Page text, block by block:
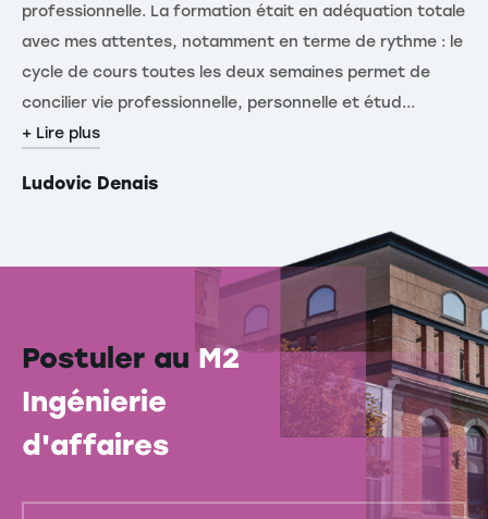
professionnelle. La formation était en adéquation totale
avec mes attentes, notamment en terme de rythme : le
cycle de cours toutes les deux semaines permet de
concilier vie professionnelle, personnelle et étud...
+ Lire plus
Ludovic Denais
Postuler auM2
Ingénierie
d'affaires